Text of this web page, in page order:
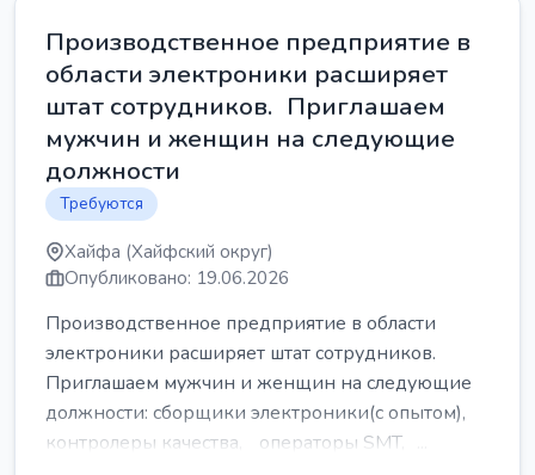
Производственное предприятие в
области электроники расширяет
штат сотрудников. Приглашаем
мужчин и женщин на следующие
должности
Требуются
Хайфа (Хайфский округ)
Опубликовано: 19.06.2026
Производственное предприятие в области
электроники расширяет штат сотрудников.
Приглашаем мужчин и женщин на следующие
должности: сборщики электроники(с опытом),
контролеры качества, операторы SMT, ...